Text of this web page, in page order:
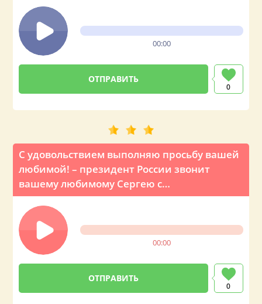
00:00
0
С удовольствием выполняю просьбу вашей
любимой! – президент России звонит
вашему любимому Сергею с
поздравлением на День рождения
00:00
0